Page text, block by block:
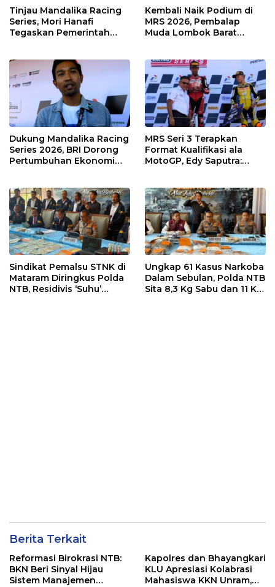
Tinjau Mandalika Racing
Series, Mori Hanafi
Tegaskan Pemerintah
Kembali Naik Podium di
MRS 2026, Pembalap
Muda Lombok Barat
Dukung Mandalika Racing
Series 2026, BRI Dorong
Pertumbuhan Ekonomi
MRS Seri 3 Terapkan
Format Kualifikasi ala
MotoGP, Edy Saputra:
Sindikat Pemalsu STNK di
Mataram Diringkus Polda
NTB, Residivis ‘Suhu’
Ungkap 61 Kasus Narkoba
Dalam Sebulan, Polda NTB
Sita 8,3 Kg Sabu dan 11 Kg
Berita Terkait
Reformasi Birokrasi NTB:
BKN Beri Sinyal Hijau
Sistem Manajemen
Kapolres dan Bhayangkari
KLU Apresiasi Kolabrasi
Mahasiswa KKN Unram,